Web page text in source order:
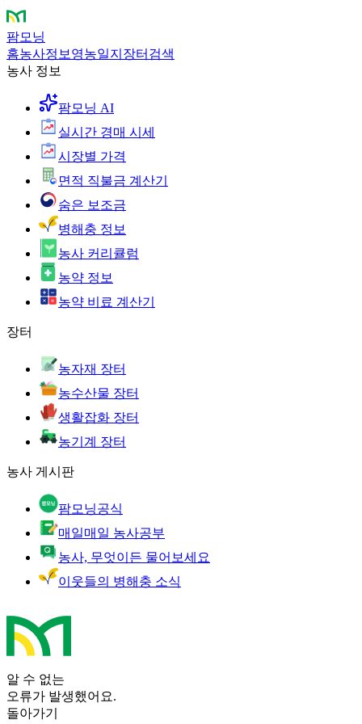
팜모닝
홈농사정보 영농일지 장터 검색
농사 정보
팜모닝 AI
실시간 경매 시세
시장별 가격
면적 직불금 계산기
숨은 보조금
병해충 정보
농사 커리큘럼
농약 정보
농약 비료 계산기
장터
농자재 장터
농수산물 장터
생활잡화 장터
농기계 장터
농사 게시판
팜모닝공식
매일매일 농사공부
농사, 무엇이든 물어보세요
이웃들의 병해충 소식
알 수 없는
오류가 발생했어요.
돌아가기